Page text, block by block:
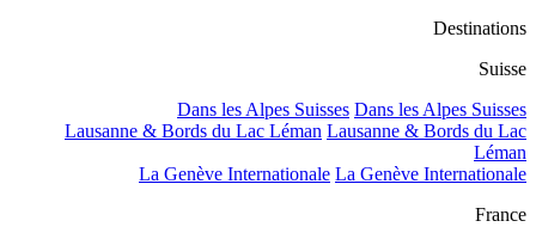
Destinations
Suisse
Dans les Alpes Suisses Dans les Alpes Suisses
Lausanne & Bords du Lac Léman Lausanne & Bords du Lac
Léman
La Genève Internationale La Genève Internationale
France